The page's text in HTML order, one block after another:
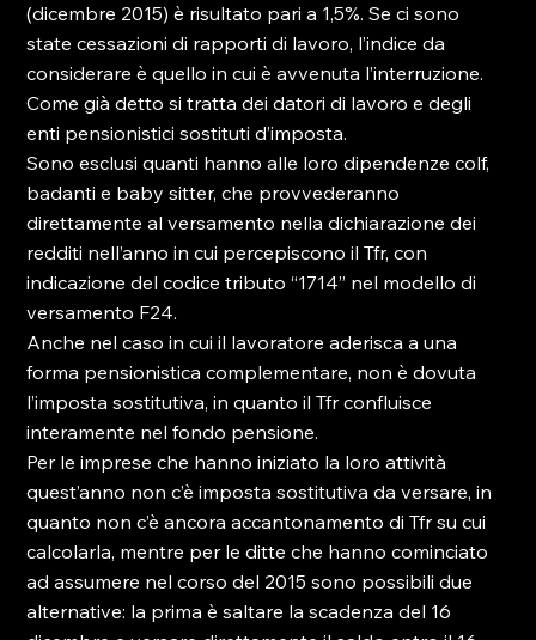
(dicembre 2015) è risultato pari a 1,5%. Se ci sono
state cessazioni di rapporti di lavoro, l’indice da
considerare è quello in cui è avvenuta l’interruzione.
Come già detto si tratta dei datori di lavoro e degli
enti pensionistici sostituti d’imposta.
Sono esclusi quanti hanno alle loro dipendenze colf,
badanti e baby sitter, che provvederanno
direttamente al versamento nella dichiarazione dei
redditi nell’anno in cui percepiscono il Tfr, con
indicazione del codice tributo “1714” nel modello di
versamento F24.
Anche nel caso in cui il lavoratore aderisca a una
forma pensionistica complementare, non è dovuta
l’imposta sostitutiva, in quanto il Tfr confluisce
interamente nel fondo pensione.
Per le imprese che hanno iniziato la loro attività
quest’anno non c’è imposta sostitutiva da versare, in
quanto non c’è ancora accantonamento di Tfr su cui
calcolarla, mentre per le ditte che hanno cominciato
ad assumere nel corso del 2015 sono possibili due
alternative: la prima è saltare la scadenza del 16